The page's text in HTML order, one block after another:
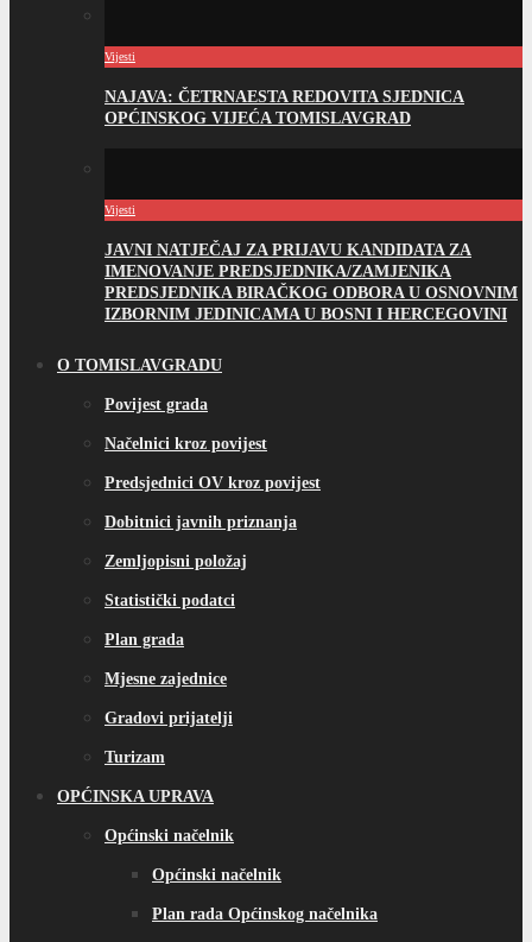
Vijesti
NAJAVA: ČETRNAESTA REDOVITA SJEDNICA
OPĆINSKOG VIJEĆA TOMISLAVGRAD
Vijesti
JAVNI NATJEČAJ ZA PRIJAVU KANDIDATA ZA
IMENOVANJE PREDSJEDNIKA/ZAMJENIKA
PREDSJEDNIKA BIRAČKOG ODBORA U OSNOVNIM
IZBORNIM JEDINICAMA U BOSNI I HERCEGOVINI
O TOMISLAVGRADU
Povijest grada
Načelnici kroz povijest
Predsjednici OV kroz povijest
Dobitnici javnih priznanja
Zemljopisni položaj
Statistički podatci
Plan grada
Mjesne zajednice
Gradovi prijatelji
Turizam
OPĆINSKA UPRAVA
Općinski načelnik
Općinski načelnik
Plan rada Općinskog načelnika